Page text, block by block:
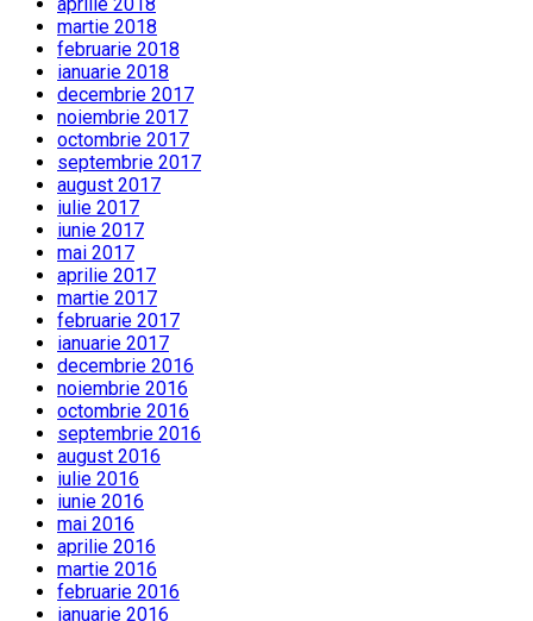
martie 2018
februarie 2018
ianuarie 2018
decembrie 2017
noiembrie 2017
octombrie 2017
septembrie 2017
august 2017
iulie 2017
iunie 2017
mai 2017
aprilie 2017
martie 2017
februarie 2017
ianuarie 2017
decembrie 2016
noiembrie 2016
octombrie 2016
septembrie 2016
august 2016
iulie 2016
iunie 2016
mai 2016
aprilie 2016
martie 2016
februarie 2016
ianuarie 2016